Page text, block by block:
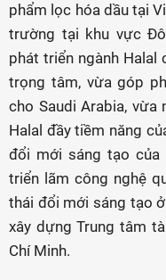
phẩm lọc hóa dầu tại
trường tại khu vực
phát triển ngành Halal
trọng tâm, vừa góp
cho Saudi Arabia,
Halal đầy tiềm năng
đổi mới sáng tạo
triển lãm công nghệ
thái đổi mới sáng tạo
xây dựng Trung tâm
Chí Minh.